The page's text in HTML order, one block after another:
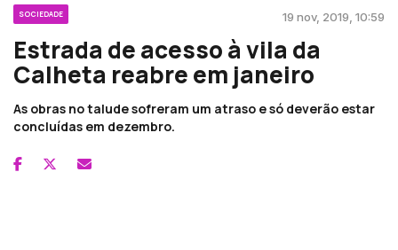
SOCIEDADE 19 nov, 2019, 10:59
Estrada de acesso à vila da
Calheta reabre em janeiro
As obras no talude sofreram um atraso e só deverão estar
concluídas em dezembro.